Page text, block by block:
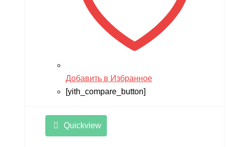
Добавить в Избранное
[yith_compare_button]
Quickview